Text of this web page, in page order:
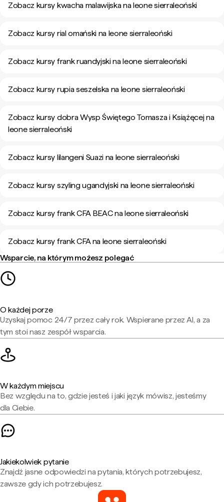
Zobacz kursy kwacha malawijska na leone sierraleoński
Zobacz kursy rial omański na leone sierraleoński
Zobacz kursy frank ruandyjski na leone sierraleoński
Zobacz kursy rupia seszelska na leone sierraleoński
Zobacz kursy dobra Wysp Świętego Tomasza i Książęcej na
leone sierraleoński
Zobacz kursy lilangeni Suazi na leone sierraleoński
Zobacz kursy szyling ugandyjski na leone sierraleoński
Zobacz kursy frank CFA BEAC na leone sierraleoński
Zobacz kursy frank CFA na leone sierraleoński
Wsparcie, na którym możesz polegać
O każdej porze
Uzyskaj pomoc 24/7 przez cały rok. Wspierane przez AI, a za
tym stoi nasz zespół wsparcia.
W każdym miejscu
Bez względu na to, gdzie jesteś i jaki język mówisz, jesteśmy
dla Ciebie.
Jakiekolwiek pytanie
Znajdź jasne odpowiedzi na pytania, których potrzebujesz,
zawsze gdy ich potrzebujesz.